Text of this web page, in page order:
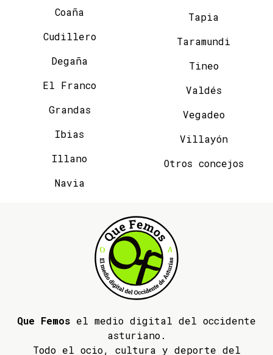
Coaña
Cudillero
Degaña
El Franco
Grandas
Ibias
Illano
Navia
Tapia
Taramundi
Tineo
Valdés
Vegadeo
Villayón
Otros concejos
Que Femos el medio digital del occidente
asturiano.
Todo el ocio, cultura y deporte del